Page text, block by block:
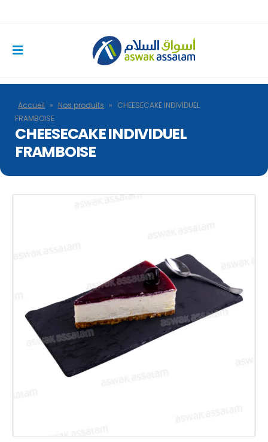
Accueil » Nos produits » CHEESECAKE INDIVIDUEL
FRAMBOISE
CHEESECAKE INDIVIDUEL
FRAMBOISE